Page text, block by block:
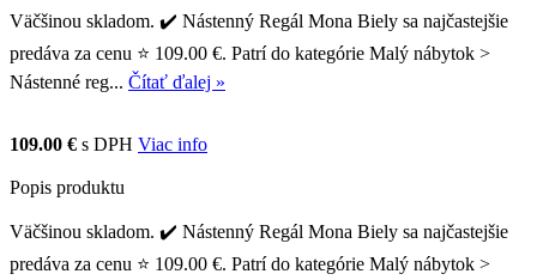
Väčšinou skladom. ✔️ Nástenný Regál Mona Biely sa najčastejšie
predáva za cenu ⭐ 109.00 €. Patrí do kategórie Malý nábytok >
Nástenné reg... Čítať ďalej »
109.00 € s DPH Viac info
Popis produktu
Väčšinou skladom. ✔️ Nástenný Regál Mona Biely sa najčastejšie
predáva za cenu ⭐ 109.00 €. Patrí do kategórie Malý nábytok >